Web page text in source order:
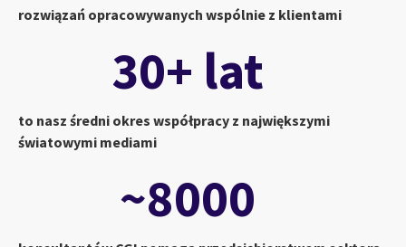
rozwiązań opracowywanych wspólnie z klientami
30+ lat
to nasz średni okres współpracy z największymi
światowymi mediami
~8000